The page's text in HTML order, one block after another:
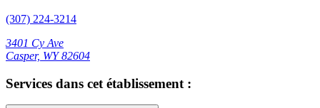
(307) 224-3214
3401 Cy Ave
Casper, WY 82604
Services dans cet établissement :